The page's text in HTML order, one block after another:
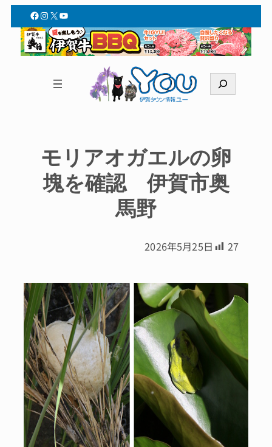
Facebook
Instagram
X YouTube
索
モリアオガエルの卵
塊を確認 伊賀市奥
馬野
2026年5月25日 27